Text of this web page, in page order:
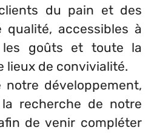
du pain et des
qualité, accessibles à
goûts et toute la
lieux de convivialité.
notre développement,
recherche de notre
de venir compléter